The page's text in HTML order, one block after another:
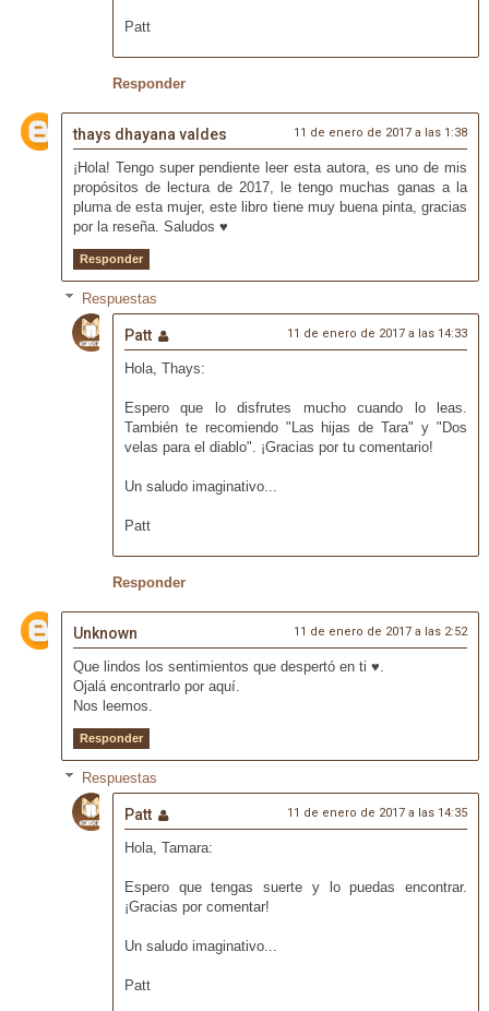
Patt
Responder
thays dhayana valdes 11 de enero de 2017 a las 1:38
¡Hola! Tengo super pendiente leer esta autora, es uno de mis
propósitos de lectura de 2017, le tengo muchas ganas a la
pluma de esta mujer, este libro tiene muy buena pinta, gracias
por la reseña. Saludos ♥
Responder
Respuestas
Patt 11 de enero de 2017 a las 14:33
Hola, Thays:
Espero que lo disfrutes mucho cuando lo leas.
También te recomiendo "Las hijas de Tara" y "Dos
velas para el diablo". ¡Gracias por tu comentario!
Un saludo imaginativo...
Patt
Responder
Unknown 11 de enero de 2017 a las 2:52
Que lindos los sentimientos que despertó en ti ♥.
Ojalá encontrarlo por aquí.
Nos leemos.
Responder
Respuestas
Patt 11 de enero de 2017 a las 14:35
Hola, Tamara:
Espero que tengas suerte y lo puedas encontrar.
¡Gracias por comentar!
Un saludo imaginativo...
Patt